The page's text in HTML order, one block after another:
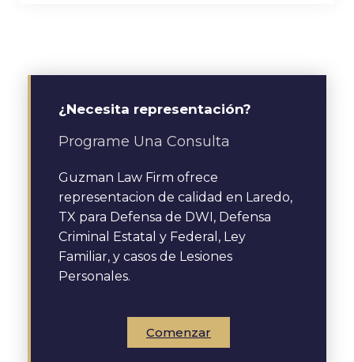
¿Necesita representación?
Programe Una Consulta
Guzman Law Firm ofrece
representacion de calidad en Laredo,
TX para Defensa de DWI, Defensa
Criminal Estatal y Federal, Ley
Familiar, y casos de Lesiones
Personales.
Comenzar